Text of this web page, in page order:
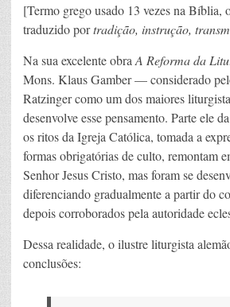
[Termo grego usado 13 vezes na Bíblia,
traduzido portradição, instrução,
Na sua excelente obra A Reforma da
Mons. Klaus Gamber — considerado
Ratzinger como um dos maiores
desenvolve esse pensamento. Parte ele
os ritos da Igreja Católica, tomada a
formas obrigatórias de culto, remontam
Senhor Jesus Cristo, mas foram se
diferenciando gradualmente a partir do
depois corroborados pela autoridade
Dessa realidade, o ilustre liturgista
conclusões: